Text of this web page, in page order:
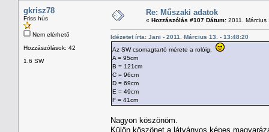
gkrisz78
Friss hús
Nem elérhető
Hozzászólások: 42
1.6 SW
Re: Műszaki adatok
« Hozzászólás #107 Dátum: 2011.
Idézetet írta: Jani - 2011. Március 13. - 13:48:20
Az SW csomagtartó mérete a rolóig.
A = 95cm
B = 121cm
C = 96cm
D = 69cm
E = 49cm
F = 41cm
Nagyon köszönöm.
Külön köszönet a látványos képes